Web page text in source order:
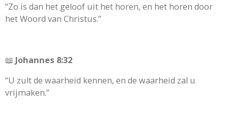
“Zo is dan het geloof uit het horen, en het horen door
het Woord van Christus.”
📖 Johannes 8:32
“U zult de waarheid kennen, en de waarheid zal u
vrijmaken.”